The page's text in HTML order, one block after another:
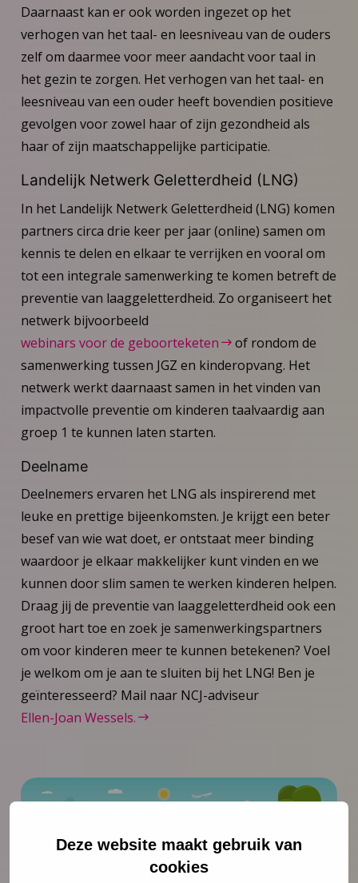
Deze website maakt gebruik van
cookies
Daarnaast kan er ook worden ingezet op het
verhogen van het taal- en leesniveau van de ouders
zelf om daarmee voor meer aandacht voor taal in
het gezin te zorgen. Het verhogen van het taal- en
leesniveau van een ouder heeft bovendien positieve
gevolgen voor zowel haar of zijn gezondheid als
haar of zijn maatschappelijke participatie.
Landelijk Netwerk Geletterdheid (LNG)
In het Landelijk Netwerk Geletterdheid (LNG) komen
partners circa drie keer per jaar (online) samen om
kennis te delen en elkaar te verrijken en vooral om
tot een integrale samenwerking te komen betreft de
preventie van laaggeletterdheid. Zo organiseert het
netwerk bijvoorbeeld
webinars voor de geboorteketen
of rondom de
samenwerking tussen JGZ en kinderopvang. Het
netwerk werkt daarnaast samen in het vinden van
impactvolle preventie om kinderen taalvaardig aan
groep 1 te kunnen laten starten.
Deelname
Deelnemers ervaren het LNG als inspirerend met
leuke en prettige bijeenkomsten. Je krijgt een beter
besef van wie wat doet, er ontstaat meer binding
waardoor je elkaar makkelijker kunt vinden en we
kunnen door slim samen te werken kinderen helpen.
Draag jij de preventie van laaggeletterdheid ook een
groot hart toe en zoek je samenwerkingspartners
om voor kinderen meer te kunnen betekenen? Voel
je welkom om je aan te sluiten bij het LNG! Ben je
geïnteresseerd? Mail naar NCJ-adviseur
Ellen-Joan Wessels.